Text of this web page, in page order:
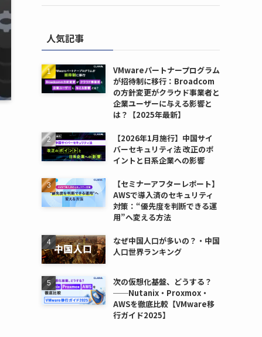
人気記事
VMwareパートナープログラム
が招待制に移行：Broadcom
の方針変更がクラウド事業者と
企業ユーザーに与える影響と
は？【2025年最新】
【2026年1月施行】中国サイ
バーセキュリティ法 改正のポ
イントと日系企業への影響
【セミナーアフターレポート】
AWSで導入済のセキュリティ
対策：“優先度を判断できる運
用”へ変える方法
なぜ中国人口が多いの？・中国
人口世界ランキング
次の仮想化基盤、どうする？
──Nutanix・Proxmox・
AWSを徹底比較【VMware移
行ガイド2025】